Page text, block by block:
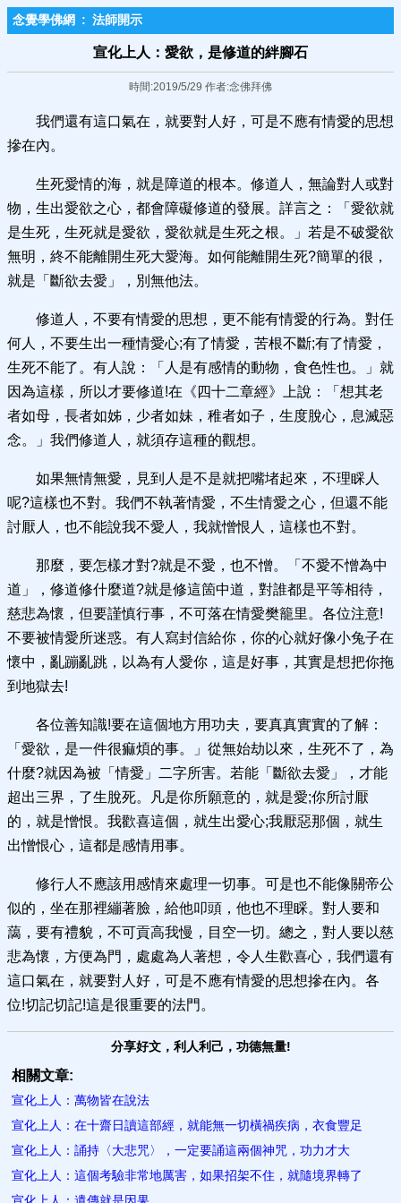
念覺學佛網 : 法師開示
宣化上人：愛欲，是修道的絆腳石
時間:2019/5/29 作者:念佛拜佛
我們還有這口氣在，就要對人好，可是不應有情愛的思想
摻在內。
生死愛情的海，就是障道的根本。修道人，無論對人或對
物，生出愛欲之心，都會障礙修道的發展。詳言之：「愛欲就
是生死，生死就是愛欲，愛欲就是生死之根。」若是不破愛欲
無明，終不能離開生死大愛海。如何能離開生死?簡單的很，
就是「斷欲去愛」，別無他法。
修道人，不要有情愛的思想，更不能有情愛的行為。對任
何人，不要生出一種情愛心;有了情愛，苦根不斷;有了情愛，
生死不能了。有人說：「人是有感情的動物，食色性也。」就
因為這樣，所以才要修道!在《四十二章經》上說：「想其老
者如母，長者如姊，少者如妹，稚者如子，生度脫心，息滅惡
念。」我們修道人，就須存這種的觀想。
如果無情無愛，見到人是不是就把嘴堵起來，不理睬人
呢?這樣也不對。我們不執著情愛，不生情愛之心，但還不能
討厭人，也不能說我不愛人，我就憎恨人，這樣也不對。
那麼，要怎樣才對?就是不愛，也不憎。「不愛不憎為中
道」，修道修什麼道?就是修這箇中道，對誰都是平等相待，
慈悲為懷，但要謹慎行事，不可落在情愛樊籠里。各位注意!
不要被情愛所迷惑。有人寫封信給你，你的心就好像小兔子在
懷中，亂蹦亂跳，以為有人愛你，這是好事，其實是想把你拖
到地獄去!
各位善知識!要在這個地方用功夫，要真真實實的了解：
「愛欲，是一件很痲煩的事。」從無始劫以來，生死不了，為
什麼?就因為被「情愛」二字所害。若能「斷欲去愛」，才能
超出三界，了生脫死。凡是你所願意的，就是愛;你所討厭
的，就是憎恨。我歡喜這個，就生出愛心;我厭惡那個，就生
出憎恨心，這都是感情用事。
修行人不應該用感情來處理一切事。可是也不能像關帝公
似的，坐在那裡繃著臉，給他叩頭，他也不理睬。對人要和
藹，要有禮貌，不可貢高我慢，目空一切。總之，對人要以慈
悲為懷，方便為門，處處為人著想，令人生歡喜心，我們還有
這口氣在，就要對人好，可是不應有情愛的思想摻在內。各
位!切記切記!這是很重要的法門。
分享好文，利人利己，功德無量!
相關文章:
宣化上人：萬物皆在說法
宣化上人：在十齋日讀這部經，就能無一切橫禍疾病，衣食豐足
宣化上人：誦持〈大悲咒〉，一定要誦這兩個神咒，功力才大
宣化上人：這個考驗非常地厲害，如果招架不住，就隨境界轉了